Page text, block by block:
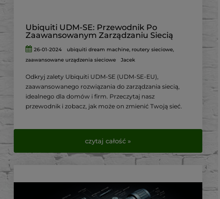
Ubiquiti UDM-SE: Przewodnik Po
Zaawansowanym Zarządzaniu Siecią
26-01-2024 ubiquiti dream machine, routery sieciowe,
zaawansowane urządzenia sieciowe
Jacek
Odkryj zalety Ubiquiti UDM-SE (UDM-SE-EU),
zaawansowanego rozwiązania do zarządzania siecią,
idealnego dla domów i firm. Przeczytaj nasz
przewodnik i zobacz, jak może on zmienić Twoją sieć.
czytaj całość »